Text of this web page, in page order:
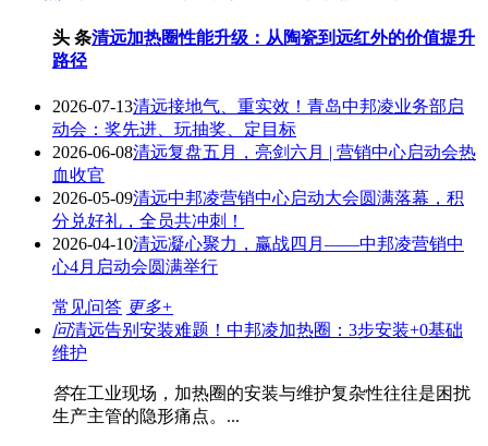
头 条清远加热圈性能升级：从陶瓷到远红外的价值提升
路径
2026-07-13清远接地气、重实效！青岛中邦凌业务部启
动会：奖先进、玩抽奖、定目标
2026-06-08清远复盘五月，亮剑六月 | 营销中心启动会热
血收官
2026-05-09清远中邦凌营销中心启动大会圆满落幕，积
分兑好礼，全员共冲刺！
2026-04-10清远凝心聚力，赢战四月——中邦凌营销中
心4月启动会圆满举行
常见问答 更多+
问清远告别安装难题！中邦凌加热圈：3步安装+0基础
维护
答在工业现场，加热圈的安装与维护复杂性往往是困扰
生产主管的隐形痛点。...